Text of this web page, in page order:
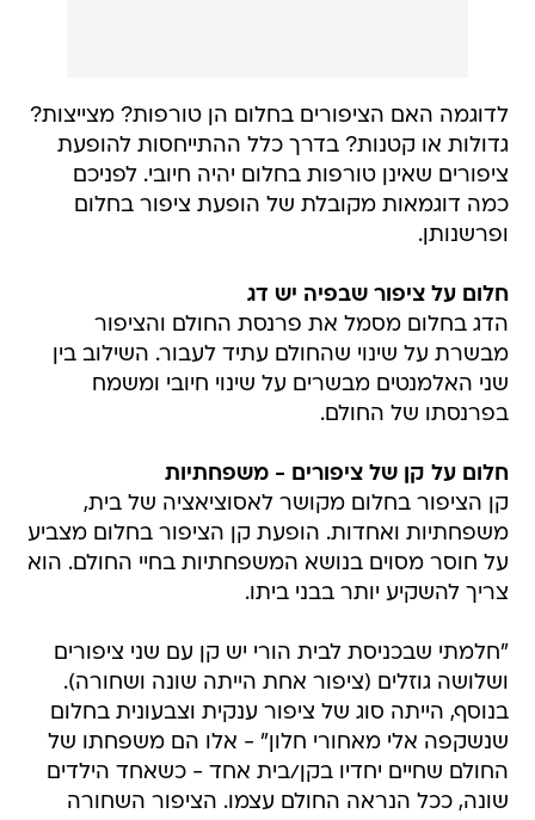
לדוגמה האם הציפורים בחלום הן טורפות? מצייצות?
גדולות או קטנות? בדרך כלל ההתייחסות להופעת
ציפורים שאינן טורפות בחלום יהיה חיובי. לפניכם
כמה דוגמאות מקובלת של הופעת ציפור בחלום
ופרשנותן.
חלום על ציפור שבפיה יש דג
הדג בחלום מסמל את פרנסת החולם והציפור
מבשרת על שינוי שהחולם עתיד לעבור. השילוב בין
שני האלמנטים מבשרים על שינוי חיובי ומשמח
בפרנסתו של החולם.
חלום על קן של ציפורים - משפחתיות
קן הציפור בחלום מקושר לאסוציאציה של בית,
משפחתיות ואחדות. הופעת קן הציפור בחלום מצביע
על חוסר מסוים בנושא המשפחתיות בחיי החולם. הוא
צריך להשקיע יותר בבני ביתו.
"חלמתי שבכניסת לבית הורי יש קן עם שני ציפורים
ושלושה גוזלים (ציפור אחת הייתה שונה ושחורה).
בנוסף, הייתה סוג של ציפור ענקית וצבעונית בחלום
שנשקפה אלי מאחורי חלון" - אלו הם משפחתו של
החולם שחיים יחדיו בקן/בית אחד - כשאחד הילדים
שונה, ככל הנראה החולם עצמו. הציפור השחורה